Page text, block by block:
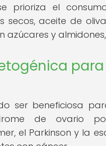
prioriza el
secos, aceite de
azúcares y
ser beneficiosa
de ovario
el Parkinson y la